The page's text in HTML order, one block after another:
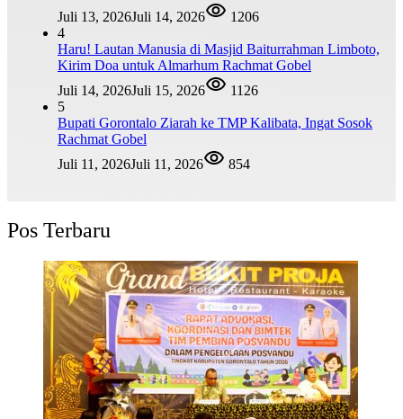
Juli 13, 2026Juli 14, 2026
1206
4
Haru! Lautan Manusia di Masjid Baiturrahman Limboto,
Kirim Doa untuk Almarhum Rachmat Gobel
Juli 14, 2026Juli 15, 2026
1126
5
Bupati Gorontalo Ziarah ke TMP Kalibata, Ingat Sosok
Rachmat Gobel
Juli 11, 2026Juli 11, 2026 854
Pos Terbaru